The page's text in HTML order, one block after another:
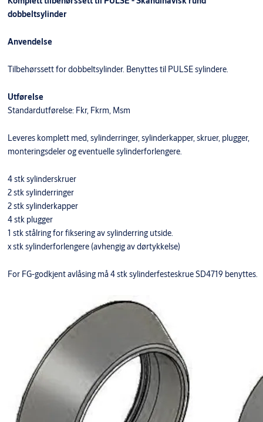
dobbeltsylinder
Anvendelse
Tilbehørssett for dobbeltsylinder. Benyttes til PULSE sylindere.
Utførelse
Standardutførelse: Fkr, Fkrm, Msm
Leveres komplett med, sylinderringer, sylinderkapper, skruer, plugger,
monteringsdeler og eventuelle sylinderforlengere.
4 stk sylinderskruer
2 stk sylinderringer
2 stk sylinderkapper
4 stk plugger
1 stk stålring for fiksering av sylinderring utside.
x stk sylinderforlengere (avhengig av dørtykkelse)
For FG-godkjent avlåsing må 4 stk sylinderfesteskrue SD4719 benyttes.